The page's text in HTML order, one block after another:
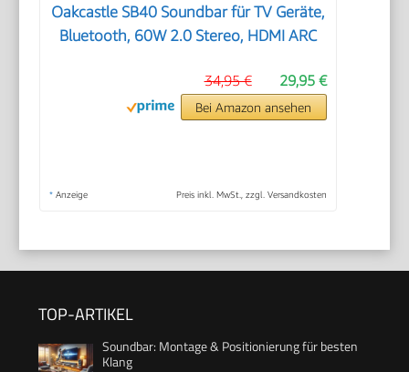
Oakcastle SB40 Soundbar für TV Geräte,
Bluetooth, 60W 2.0 Stereo, HDMI ARC
29,95 €
34,95 €
Bei Amazon ansehen
* Anzeige Preis inkl. MwSt., zzgl. Versandkosten
TOP-ARTIKEL
Soundbar: Montage & Positionierung für besten
Klang